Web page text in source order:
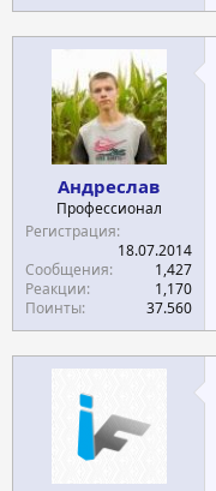
Андреслав
Профессионал
Регистрация
18.07.2014
Сообщения
1,427
Реакции
1,170
Поинты
37.560